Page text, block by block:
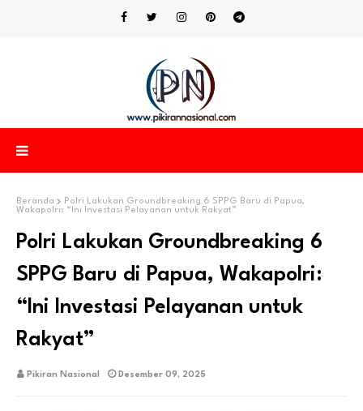
Beranda
Polri Lakukan Groundbreaking 6 SPPG Baru di Papua,
Wakapolri: “Ini Investasi Pelayanan untuk Rakyat”
Polri Lakukan Groundbreaking 6
SPPG Baru di Papua, Wakapolri:
“Ini Investasi Pelayanan untuk
Rakyat”
Pikiran Nasional Desember 09, 2025